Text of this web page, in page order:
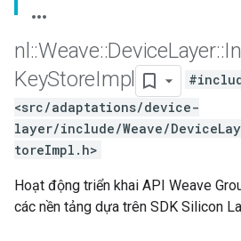
nl ::Weave::DeviceLayer::
KeyStoreImpl
<src/adaptations/device-
layer/include/Weave/
toreImpl.h>
Hoạt động triển khai API Weave
các nền tảng dựa trên SDK Silicon